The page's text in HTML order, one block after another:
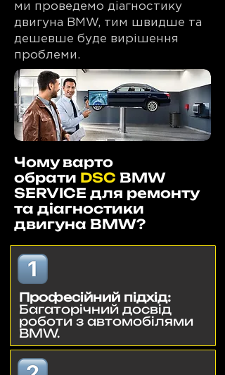
ми проведемо діагностику
двигуна BMW, тим швидше та
дешевше буде вирішення
проблеми.
Чому варто
обрати DSC BMW
SERVICE для ремонту
та діагностики
двигуна BMW?
Професійний підхід:
Багаторічний досвід
роботи з автомобілями
BMW.